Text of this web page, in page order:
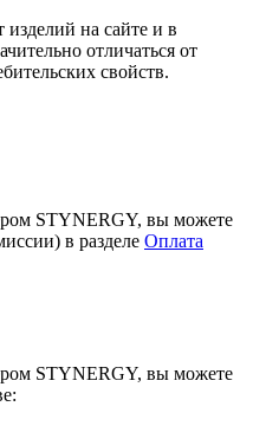
на сайте и в
отличаться от
свойств.
STYNERGY, вы можете
в разделе Оплата
STYNERGY, вы можете